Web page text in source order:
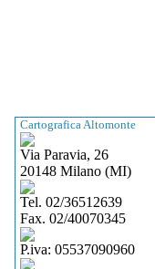
Cartografica Altomonte
Via Paravia, 26
20148 Milano (MI)
Tel. 02/36512639
Fax. 02/40070345
P.iva: 05537090960